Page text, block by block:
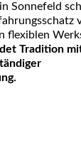
Sonnefeld
flexiblen
Tradition